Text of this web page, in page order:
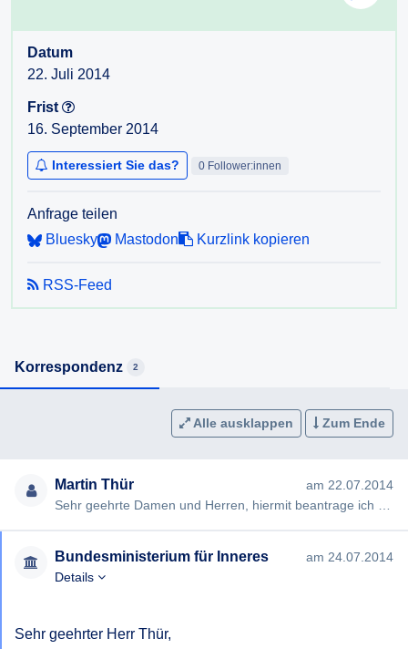
Datum
22. Juli 2014
Frist
16. September 2014
Interessiert Sie das? 0 Follower:innen
Anfrage teilen
Bluesky
Mastodon Kurzlink kopieren
RSS-Feed
Korrespondenz 2
Alle ausklappen Zum Ende
Martin Thür
am 22.07.2014
Bundesministerium für Inneres
am 24.07.2014
Details
Sehr geehrter Herr Thür,